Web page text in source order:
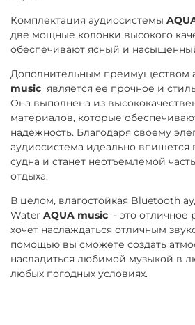
Комплектация аудиосистемы
две мощные колонки высокого
обеспечивают ясный и
Дополнительным преимуществом
music является ее прочное и
Она выполнена из
материалов, которые
надежность. Благодаря своему
аудиосистема идеально впишется
судна и станет неотъемлемой
отдыха.
В целом, влагостойкая Bluetooth
Water AQUA music - это отличное
хочет наслаждаться отличным
помощью вы сможете создать
насладиться любимой музыкой в
любых погодных условиях.